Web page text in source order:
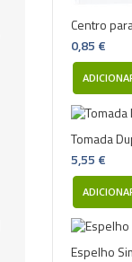
Centro
0,85 €
Tomada
5,55 €
Espelho